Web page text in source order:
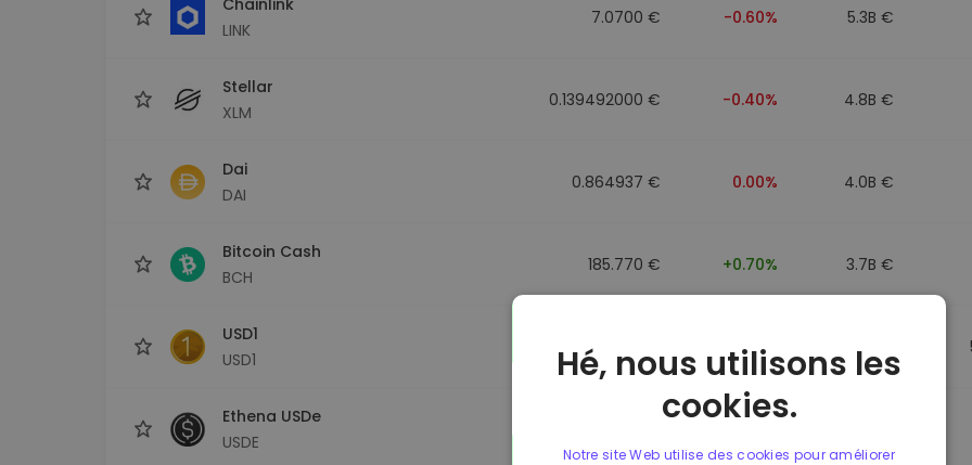
LINK
7.0700 € -0.60% 5.3B €
Stellar
XLM
0.139492000 € -0.40% 4.8B €
Dai
DAI
0.864937 € 0.00% 4.0B €
Bitcoin Cash
BCH
185.770 € +0.70% 3.7B €
USD1
USD1
0.864857 € 0.00% 3.5B €
Ethena USDe
USDE
Hé, nous utilisons les
cookies.
Notre site Web utilise des cookies pour améliorer